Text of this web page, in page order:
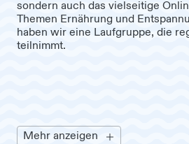
sondern auch das vielseitige
Themen Ernährung und
haben wir eine Laufgruppe, die
teilnimmt.
Mehr anzeigen